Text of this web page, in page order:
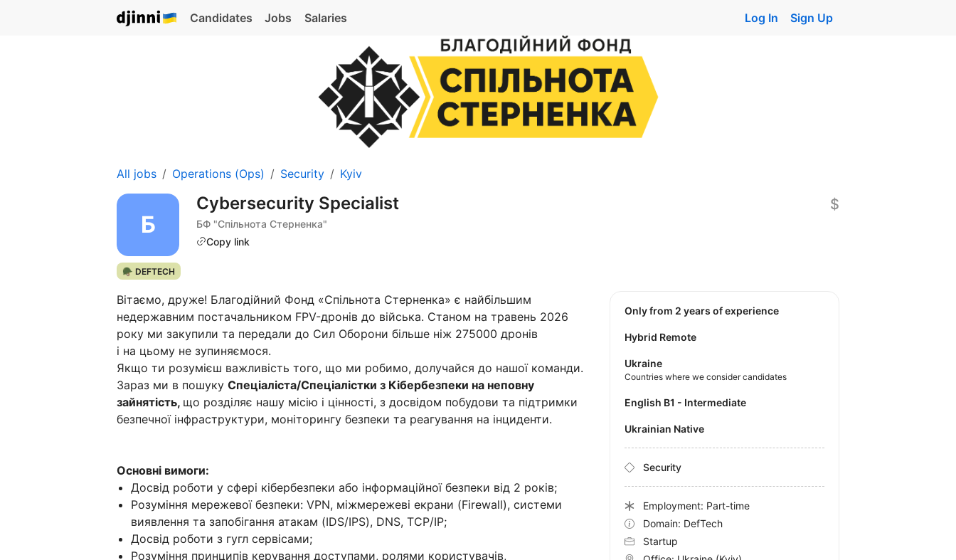
Candidates Jobs Salaries Log In Sign Up
All jobs Operations (Ops) Security Kyiv
Cybersecurity Specialist
БФ "Спільнота Стерненка"
Copy link
$
🪖 DEFTECH
Вітаємо, друже! Благодійний Фонд «Спільнота Стерненка» є найбільшим
недержавним постачальником FPV-дронів до війська. Станом на травень 2026
року ми закупили та передали до Сил Оборони більше ніж 275000 дронів
і на цьому не зупиняємося.
Якщо ти розумієш важливість того, що ми робимо, долучайся до нашої команди.
Зараз ми в пошуку Спеціаліста/Спеціалістки з Кібербезпеки на неповну
зайнятість, що розділяє нашу місію і цінності, з досвідом побудови та підтримки
безпечної інфраструктури, моніторингу безпеки та реагування на інциденти.
Основні вимоги:
Досвід роботи у сфері кібербезпеки або інформаційної безпеки від 2 років;
Розуміння мережевої безпеки: VPN, міжмережеві екрани (Firewall), системи
виявлення та запобігання атакам (IDS/IPS), DNS, TCP/IP;
Досвід роботи з гугл сервісами;
Розуміння принципів керування доступами, ролями користувачів,
Only from 2 years of experience
Hybrid Remote
Ukraine
Countries where we consider candidates
English B1 - Intermediate
Ukrainian Native
Security
Employment: Part-time
Domain: DefTech
Startup